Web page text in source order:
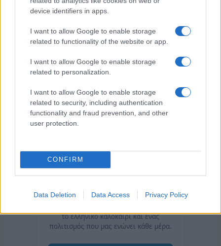
device identifiers in apps.
I want to allow Google to enable storage
related to functionality of the website or app.
I want to allow Google to enable storage
related to personalization.
I want to allow Google to enable storage
related to security, including authentication
functionality and fraud prevention, and other
user protection.
CONFIRM
Data Deletion Data Access Privacy Policy
Η ΣΤΗΛΗ ΜΑΣ
της Ζωής μας
το ελληνικό καλοκαίρι και ένας
πολιτισμός που μας ενώνει κάθε μέρα.